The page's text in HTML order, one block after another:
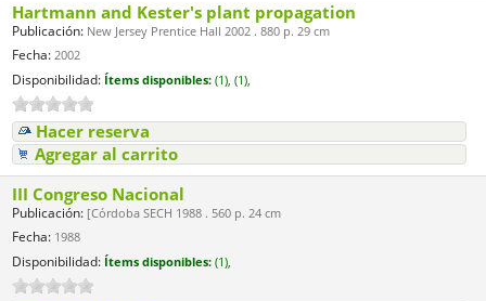
Hartmann and Kester's plant propagation
Publicación: New Jersey Prentice Hall 2002 . 880 p. 29 cm
Fecha: 2002
Disponibilidad: Ítems disponibles: (1),(1),
Hacer reserva
Agregar al carrito
III Congreso Nacional
Publicación: [Córdoba SECH 1988 . 560 p. 24 cm
Fecha: 1988
Disponibilidad: Ítems disponibles: (1),